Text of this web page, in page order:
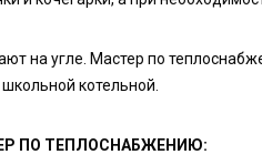
на угле. Мастер по
котельной.
ПО ТЕПЛОСНАБЖЕНИЮ: